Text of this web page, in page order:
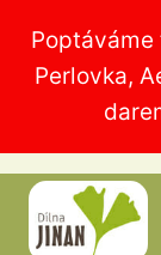
obsah
Poptáváme
Perlovka,